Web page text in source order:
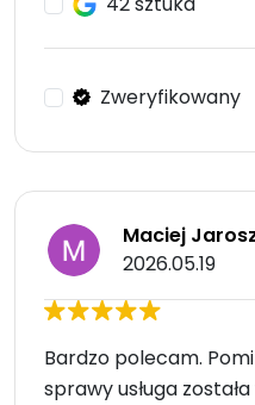
Zweryfikowany
Maciej
2026.05.19
Bardzo polecam.
sprawy usługa